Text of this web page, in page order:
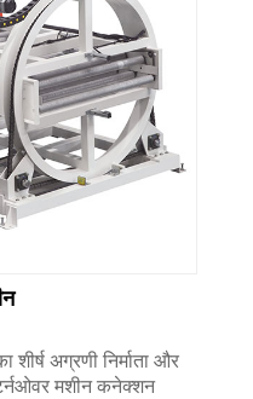
अग्रणी निर्माता और
मशीन कनेक्शन